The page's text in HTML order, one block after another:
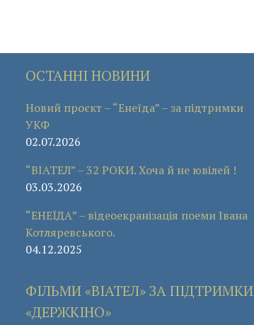
ОСТАННІ НОВИНИ
Новий проєкт – “Енеїда” – за підтримки
УКФ
02.07.2026
“ВІАТЕЛ” – 32 РОКИ. Хоча й не ювілей !
03.03.2026
“ЕНЕЇДА” – відеоекранізація поеми Івана
Котляревського.
04.12.2025
ФІЛЬМИ «ВІАТЕЛ» ЗА ПІДТРИМКИ
«ДЕРЖКІНО»